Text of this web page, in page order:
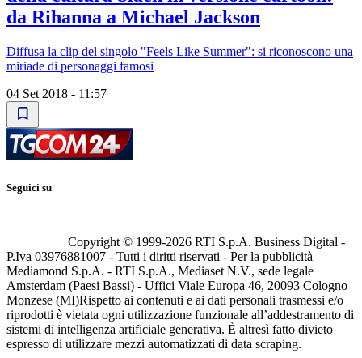
da Rihanna a Michael Jackson
Diffusa la clip del singolo "Feels Like Summer": si riconoscono una
miriade di personaggi famosi
04 Set 2018 - 11:57
Seguici su
Copyright © 1999-2026 RTI S.p.A. Business Digital -
P.Iva 03976881007 - Tutti i diritti riservati - Per la pubblicità
Mediamond S.p.A. - RTI S.p.A., Mediaset N.V., sede legale
Amsterdam (Paesi Bassi) - Uffici Viale Europa 46, 20093 Cologno
Monzese (MI)Rispetto ai contenuti e ai dati personali trasmessi e/o
riprodotti è vietata ogni utilizzazione funzionale all’addestramento di
sistemi di intelligenza artificiale generativa. È altresì fatto divieto
espresso di utilizzare mezzi automatizzati di data scraping.